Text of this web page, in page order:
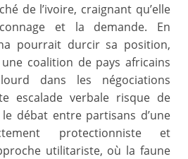
de l’ivoire, craignant qu’elle
et la demande. En
pourrait durcir sa position,
coalition de pays africains
dans les négociations
escalade verbale risque de
débat entre partisans d’une
protectionniste et
utilitariste, où la faune